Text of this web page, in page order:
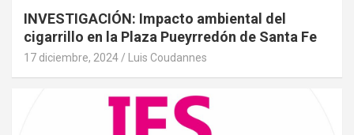
INVESTIGACIÓN: Impacto ambiental del
cigarrillo en la Plaza Pueyrredón de Santa Fe
17 diciembre, 2024 Luis Coudannes